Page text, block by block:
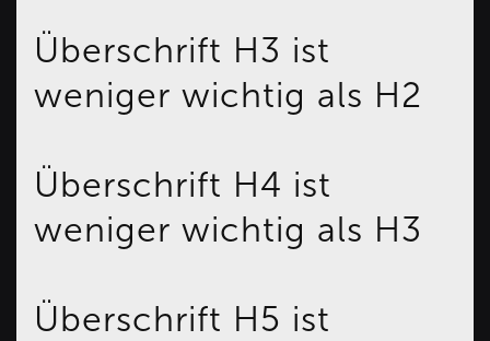
Überschrift H3 ist
weniger wichtig als H2
Überschrift H4 ist
weniger wichtig als H3
Überschrift H5 ist